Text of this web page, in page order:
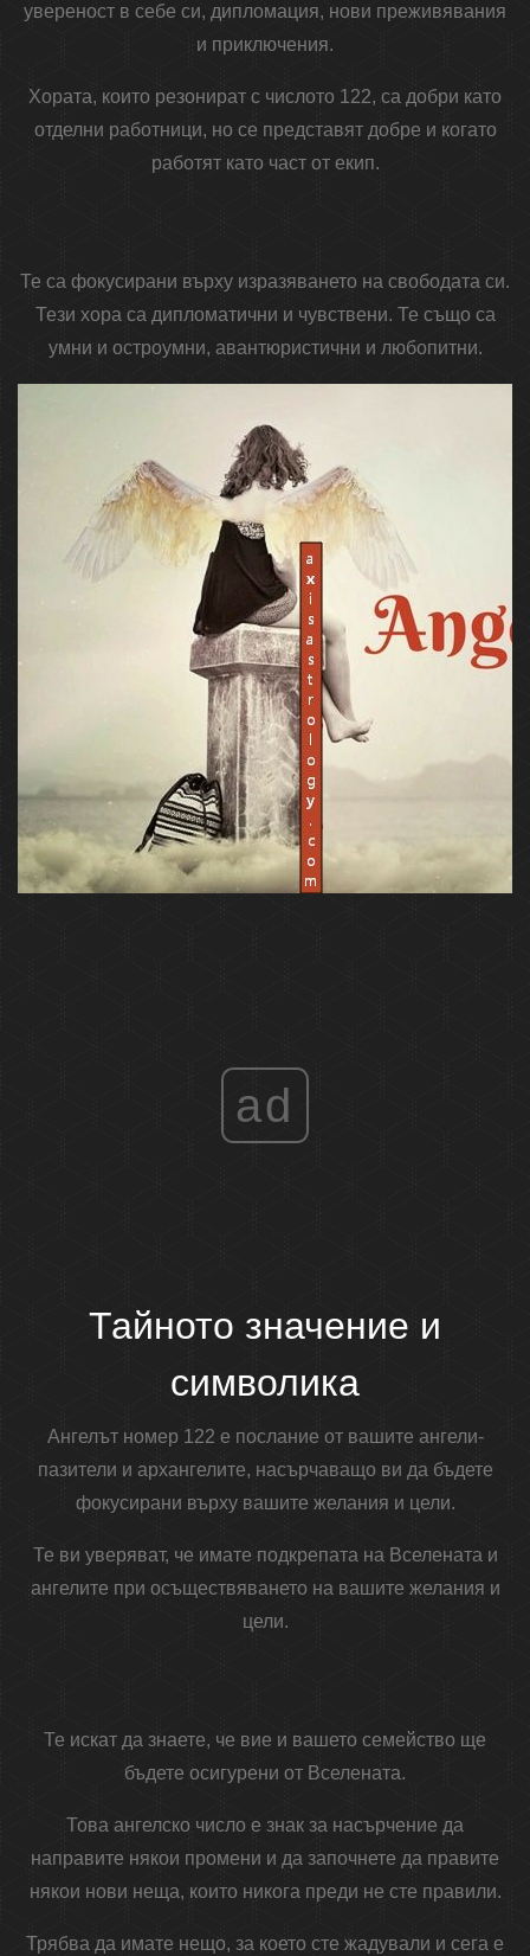
увереност в себе си, дипломация, нови преживявания
и приключения.
Хората, които резонират с числото 122, са добри като
отделни работници, но се представят добре и когато
работят като част от екип.
Те са фокусирани върху изразяването на свободата си.
Тези хора са дипломатични и чувствени. Те също са
умни и остроумни, авантюристични и любопитни.
ad
Тайното значение и
символика
Ангелът номер 122 е послание от вашите ангели-
пазители и архангелите, насърчаващо ви да бъдете
фокусирани върху вашите желания и цели.
Те ви уверяват, че имате подкрепата на Вселената и
ангелите при осъществяването на вашите желания и
цели.
Те искат да знаете, че вие ​​и вашето семейство ще
бъдете осигурени от Вселената.
Това ангелско число е знак за насърчение да
направите някои промени и да започнете да правите
някои нови неща, които никога преди не сте правили.
Трябва да имате нещо, за което сте жадували и сега е